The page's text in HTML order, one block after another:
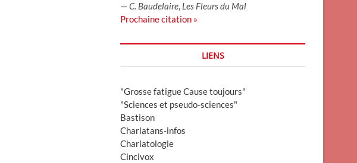
—C. Baudelaire, Les Fleurs du Mal
Prochaine citation »
LIENS
"Grosse fatigue Cause toujours"
"Sciences et pseudo-sciences"
Bastison
Charlatans-infos
Charlatologie
Cincivox